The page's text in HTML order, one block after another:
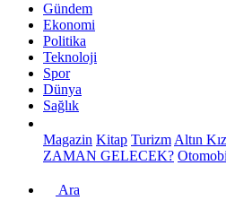
Gündem
Ekonomi
Politika
Teknoloji
Spor
Dünya
Sağlık
Magazin Kitap Turizm Altın
ZAMAN GELECEK?
Ara